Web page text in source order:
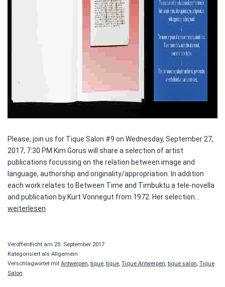
Please, join us for Tique Salon #9 on Wednesday, September 27,
2017, 7:30 PM Kim Gorus will share a selection of artist
publications focussing on the relation between image and
language, authorship and originality/appropriation. In addition
each work relates to Between Time and Timbuktu a tele-novella
and publication by Kurt Vonnegut from 1972. Her selection…
weiterlesen
Veröffentlicht am 25. September 2017
Kategorisiert als Allgemein
Verschlagwortet mit Antwerpen,tique,tique, Tique Antwerpen,tique salon, Tique
Salon